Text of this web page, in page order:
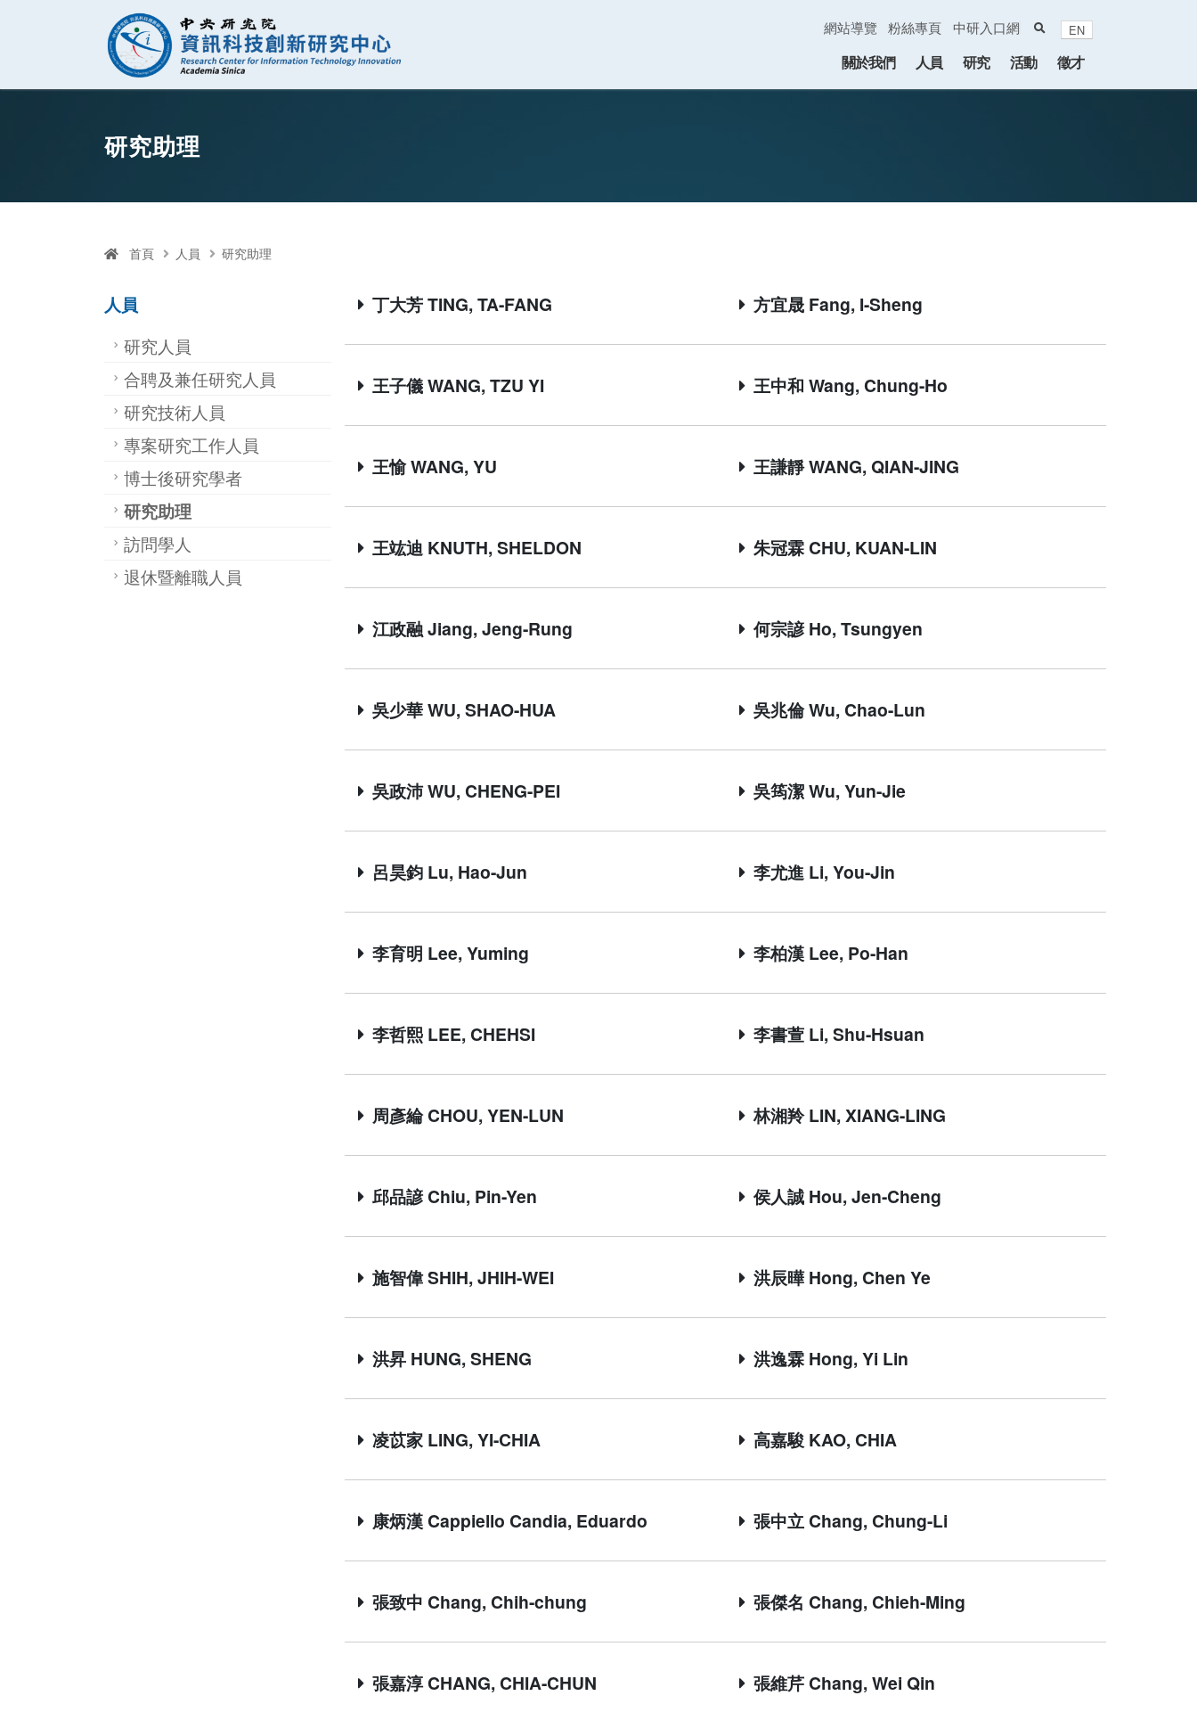
跳至中央區塊/Main Content
資訊科技創新研究中心
關於我們 人員 研究 活動 徵才
網站導覽 粉絲專頁 中研入口網 searchEN
研究助理
首頁 人員 研究助理
人員
研究人員
合聘及兼任研究人員
研究技術人員
專案研究工作人員
博士後研究學者
研究助理
訪問學人
退休暨離職人員
丁大芳 TING, TA-FANG 方宜晟 Fang, I-Sheng
王子儀 WANG, TZU YI 王中和 Wang, Chung-Ho
王愉 WANG, YU 王謙靜 WANG, QIAN-JING
王竑迪 KNUTH, SHELDON 朱冠霖 CHU, KUAN-LIN
江政融 Jiang, Jeng-Rung 何宗諺 Ho, Tsungyen
吳少華 WU, SHAO-HUA 吳兆倫 Wu, Chao-Lun
吳政沛 WU, CHENG-PEI 吳筠潔 Wu, Yun-Jie
呂昊鈞 Lu, Hao-Jun 李尤進 Li, You-Jin
李育明 Lee, Yuming 李柏漢 Lee, Po-Han
李哲熙 LEE, CHEHSI 李書萱 Li, Shu-Hsuan
周彥綸 CHOU, YEN-LUN 林湘羚 LIN, XIANG-LING
邱品諺 Chiu, Pin-Yen 侯人誠 Hou, Jen-Cheng
施智偉 SHIH, JHIH-WEI 洪辰曄 Hong, Chen Ye
洪昇 HUNG, SHENG 洪逸霖 Hong, Yi Lin
凌苡家 LING, YI-CHIA 高嘉駿 KAO, CHIA
康炳漢 Cappiello Candia, Eduardo 張中立 Chang, Chung-Li
張致中 Chang, Chih-chung 張傑名 Chang, Chieh-Ming
張嘉淳 CHANG, CHIA-CHUN 張維芹 Chang, Wei Qin